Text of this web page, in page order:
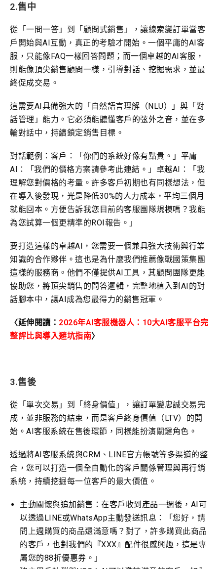
2.售中
從「一問一答」到「顧問式銷售」，讓線索變訂單當客
戶開始與AI互動，真正的考驗才開始。一個平庸的AI客
服，只能像FAQ一樣回答問題；而一個卓越的AI客服，
則能像頂尖銷售顧問一樣，引導對話、挖掘需求，並最
終促成交易。
這需要AI具備強大的「自然語言理解（NLU）」與「對
話管理」能力。它必須能聽懂客戶的弦外之音，並在多
輪對話中，持續鎖定銷售目標。
對話範例：客戶：「你們的系統好像有點貴。」平庸
AI：「我們的價格方案請參考此連結。」卓越AI：「我
理解您對價格的考量。許多客戶初期也有同樣想法，但
在導入後發現，光是降低30%的人力成本，平均三個月
就能回本。方便告訴我您目前的客服團隊規模嗎？我能
為您試算一個更精準的ROI報告。」
要打造這樣的卓越AI，您需要一個兼具強大技術與行業
知識的合作夥伴。這也是為什麼我們推薦像戰國策集團
這樣的服務商。他們不僅提供AI工具，其顧問團隊更能
協助您，將頂尖銷售的問答邏輯，完整地植入到AI的對
話腳本中，讓AI成為您最得力的銷售冠軍。
〈延伸閱讀： 2026年AI客服機器人：10大AI客服平台完
整評比與導入避坑指南〉
3.售後
從「單次交易」到「終身價值」，讓訂單變忠誠交易完
成，並非服務的結束，而是客戶終身價值（LTV）的開
始。AI客服系統在售後環節，同樣能扮演關鍵角色。
透過將AI客服系統與CRM、LINE官方帳號等多渠道的整
合，您可以打造一個全自動化的客戶關係管理與再行銷
系統，持續挖掘每一位客戶的最大價值。
主動關懷與追加銷售：在客戶收到產品一週後，AI可
以透過LINE或WhatsApp主動發送訊息：「您好，請
問上週購買的商品還滿意嗎？對了，許多購買此商品
的客戶，也對我們的『XXX』配件很感興趣，這是專
屬您的88折優惠券。」